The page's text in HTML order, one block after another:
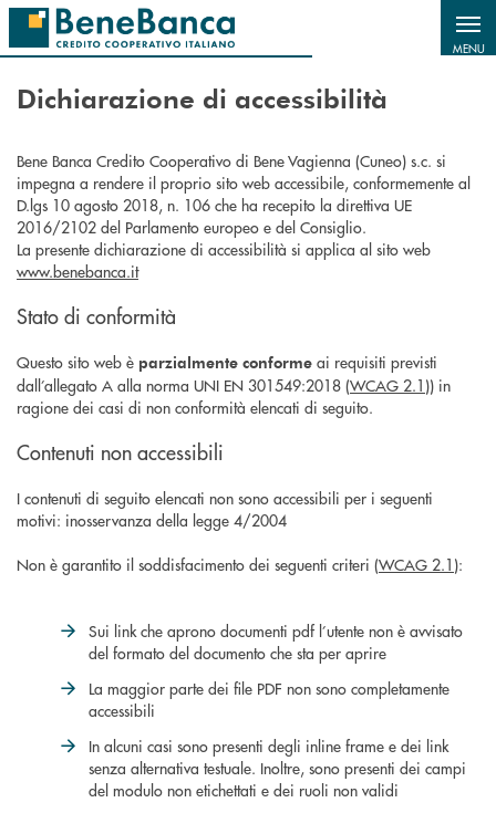
Salta al contenuto principale
MENU
Dichiarazione di accessibilità
Bene Banca Credito Cooperativo di Bene Vagienna (Cuneo) s.c. si
impegna a rendere il proprio sito web accessibile, conformemente al
D.lgs 10 agosto 2018, n. 106 che ha recepito la direttiva UE
2016/2102 del Parlamento europeo e del Consiglio.
La presente dichiarazione di accessibilità si applica al sito web
www.benebanca.it
Stato di conformità
Questo sito web è parzialmente conforme ai requisiti previsti
dall’allegato A alla norma UNI EN 301549:2018 (WCAG 2.1 )) in
ragione dei casi di non conformità elencati di seguito.
Contenuti non accessibili
I contenuti di seguito elencati non sono accessibili per i seguenti
motivi: inosservanza della legge 4/2004
Non è garantito il soddisfacimento dei seguenti criteri (WCAG 2.1 ):
Sui link che aprono documenti pdf l’utente non è avvisato
del formato del documento che sta per aprire
La maggior parte dei file PDF non sono completamente
accessibili
In alcuni casi sono presenti degli inline frame e dei link
senza alternativa testuale. Inoltre, sono presenti dei campi
del modulo non etichettati e dei ruoli non validi